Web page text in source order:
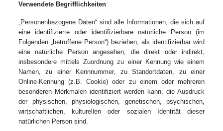
Verwendete Begrifflichkeiten
„Personenbezogene Daten“ sind alle Informationen, die sich auf
eine identifizierte oder identifizierbare natürliche Person (im
Folgenden „betroffene Person“) beziehen; als identifizierbar wird
eine natürliche Person angesehen, die direkt oder indirekt,
insbesondere mittels Zuordnung zu einer Kennung wie einem
Namen, zu einer Kennnummer, zu Standortdaten, zu einer
Online-Kennung (z.B. Cookie) oder zu einem oder mehreren
besonderen Merkmalen identifiziert werden kann, die Ausdruck
der physischen, physiologischen, genetischen, psychischen,
wirtschaftlichen, kulturellen oder sozialen Identität dieser
natürlichen Person sind.